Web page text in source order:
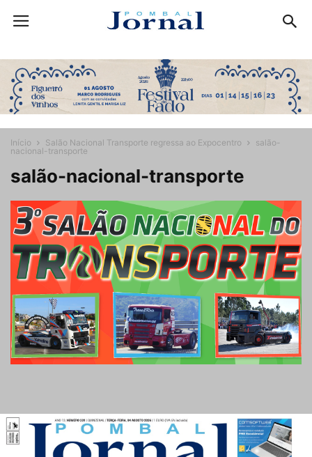
Início Salão Nacional Transporte regressa ao Expocentro
salão-
nacional-transporte
salão-nacional-transporte